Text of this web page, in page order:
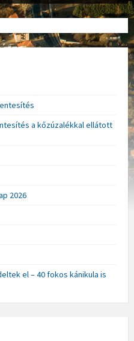
a kőzúzalékkal ellátott
2026
el – 40 fokos kánikula is